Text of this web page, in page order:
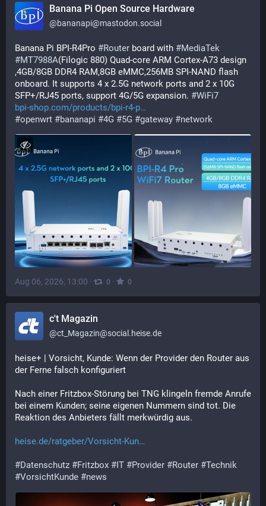
Banana Pi Open Source Hardware
@bananapi@mastodon.social
Banana Pi BPI-R4Pro #Router board with #MediaTek
#MT7988A(Filogic 880) Quad-core ARM Cortex-A73 design
,4GB/8GB DDR4 RAM,8GB eMMC,256MB SPI-NAND flash
onboard. It supports 4 x 2.5G network ports and 2 x 10G
SFP+/RJ45 ports, support 4G/5G expansion. #WiFi7
bpi-shop.com/products/bpi-r4-p
#openwrt #bananapi #4G #5G #gateway #network
Aug 06, 2026, 13:00 · 0 · 0
c't Magazin
@ct_Magazin@social.heise.de
heise+ | Vorsicht, Kunde: Wenn der Provider den Router aus
der Ferne falsch konfiguriert
Nach einer Fritzbox-Störung bei TNG klingeln fremde Anrufe
bei einem Kunden; seine eigenen Nummern sind tot. Die
Reaktion des Anbieters fällt merkwürdig aus.
heise.de/ratgeber/Vorsicht-Kun
#Datenschutz #Fritzbox #IT #Provider #Router #Technik
#VorsichtKunde #news